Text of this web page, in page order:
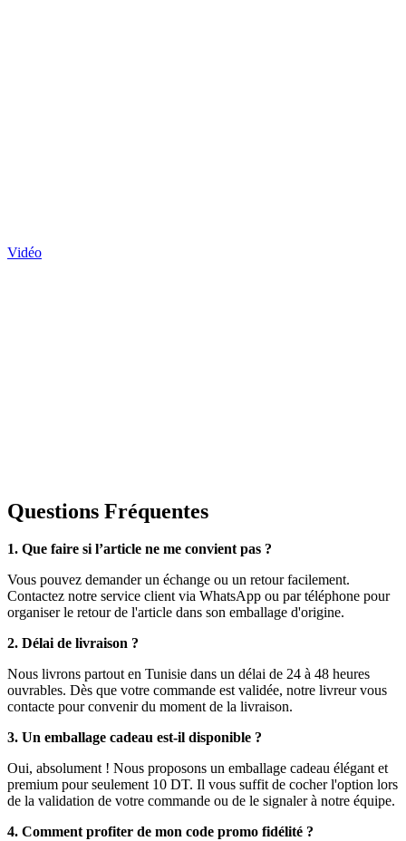
Vidéo
Questions Fréquentes
1. Que faire si l’article ne me convient pas ?
Vous pouvez demander un échange ou un retour facilement.
Contactez notre service client via WhatsApp ou par téléphone pour
organiser le retour de l'article dans son emballage d'origine.
2. Délai de livraison ?
Nous livrons partout en Tunisie dans un délai de 24 à 48 heures
ouvrables. Dès que votre commande est validée, notre livreur vous
contacte pour convenir du moment de la livraison.
3. Un emballage cadeau est-il disponible ?
Oui, absolument ! Nous proposons un emballage cadeau élégant et
premium pour seulement 10 DT. Il vous suffit de cocher l'option lors
de la validation de votre commande ou de le signaler à notre équipe.
4. Comment profiter de mon code promo fidélité ?